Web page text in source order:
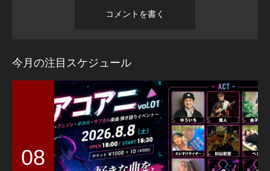
今月の注目スケジュール
08